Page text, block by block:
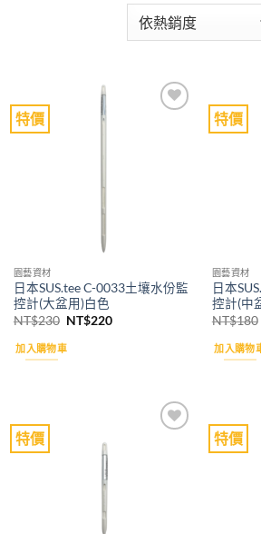
特價
園藝資材
日本SUS.tee C-0033土壤水份監
控計(大盆用)白色
NT$230 原
價
格：
NT$220目
加入購物車
特價
園藝資材
日本
控計(中
NT$180
加入購物
特價 特價